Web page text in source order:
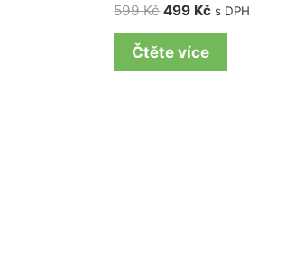
599Kč 499 Kč s DPH
Čtěte více